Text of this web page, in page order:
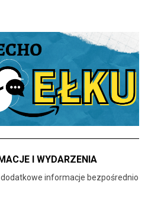
I WYDARZENIA
informacje bezpośrednio